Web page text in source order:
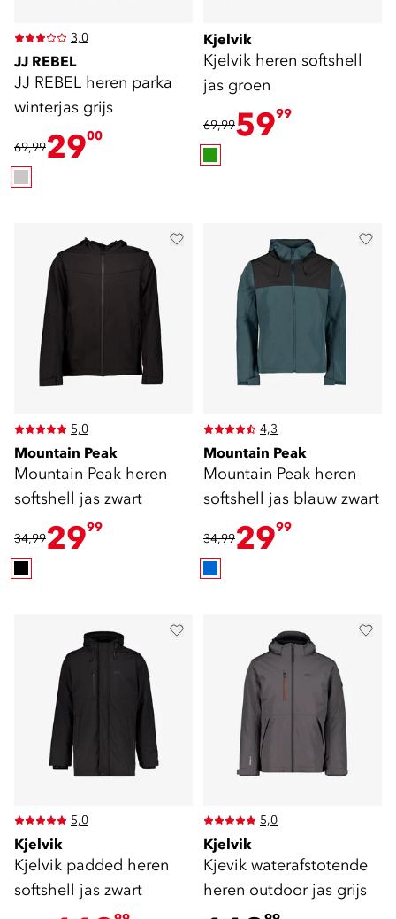
3,0
JJ REBEL
JJ REBEL heren parka
winterjas grijs
69,992900
Kjelvik
Kjelvik heren softshell
jas groen
69,995999
5,0
Mountain Peak
Mountain Peak heren
softshell jas zwart
34,992999
4,3
Mountain Peak
Mountain Peak heren
softshell jas blauw zwart
34,992999
5,0
Kjelvik
Kjelvik padded heren
softshell jas zwart
5,0
Kjelvik
Kjevik waterafstotende
heren outdoor jas grijs